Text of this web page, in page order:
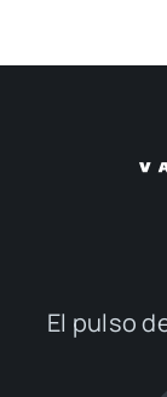
El pul­so